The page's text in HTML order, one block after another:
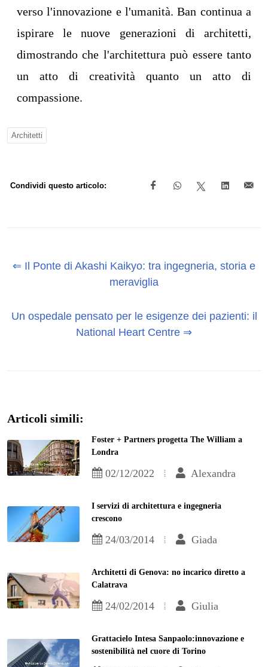
verso l'innovazione e l'umanità. Ban continua a
ispirare le nuove generazioni di architetti,
dimostrando che l'architettura può essere tanto
un atto di creatività quanto un atto di
compassione.
Architetti
Condividi questo articolo:
⇐ Il Ponte di Akashi Kaikyo: tra ingegneria, storia e
meraviglia
Un ospedale pensato per le esigenze dei pazienti: il
National Heart Centre ⇒
Articoli simili:
Foster + Partners progetta The William a
Londra
02/12/2022 Alexandra
I servizi di architettura e ingegneria
crescono
24/03/2014 Giada
Architetti di Genova: no incarico diretto a
Calatrava
24/02/2014 Giulia
Grattacielo Intesa Sanpaolo:innovazione e
sostenibilità nel cuore di Torino